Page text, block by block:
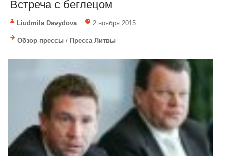
Встреча с беглецом
Liudmila Davydova 2 ноября 2015
Обзор прессы / Пресса Литвы